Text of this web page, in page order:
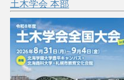
土木学会 本部